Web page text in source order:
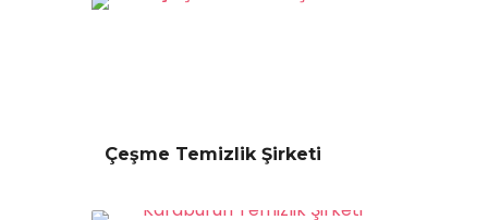
Çeşme Temizlik Şirketi